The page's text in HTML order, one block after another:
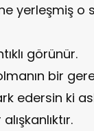
yerleşmiş o
görünür.
bir
edersin ki